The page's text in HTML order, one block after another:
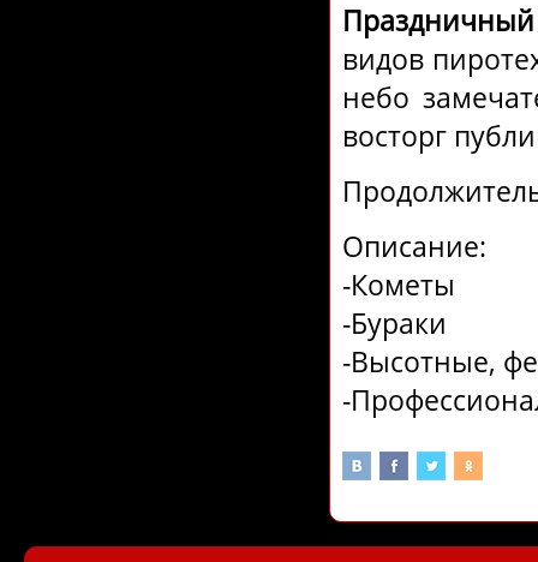
видов
небо
восторг
Описание:
-Кометы
-Бураки
-Высотные,
-